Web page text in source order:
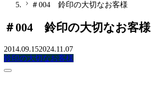
＃004 鈴印の大切なお客様
＃004 鈴印の大切なお客様
2014.09.152024.11.07
鈴印の大切なお客様